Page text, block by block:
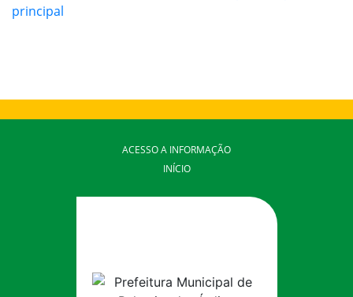
principal
ACESSO A INFORMAÇÃO
INÍCIO